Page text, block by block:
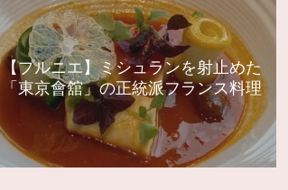
【プルニエ】ミシュランを射止めた
「東京會舘」の正統派フランス料理